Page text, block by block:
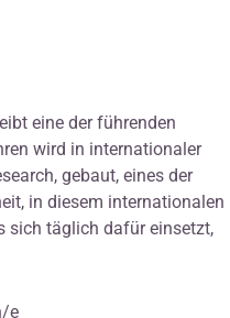
eine der führenden
wird in internationaler
gebaut, eines der
in diesem internationalen
sich täglich dafür einsetzt,
e